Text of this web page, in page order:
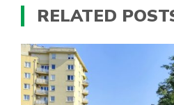
RELATED